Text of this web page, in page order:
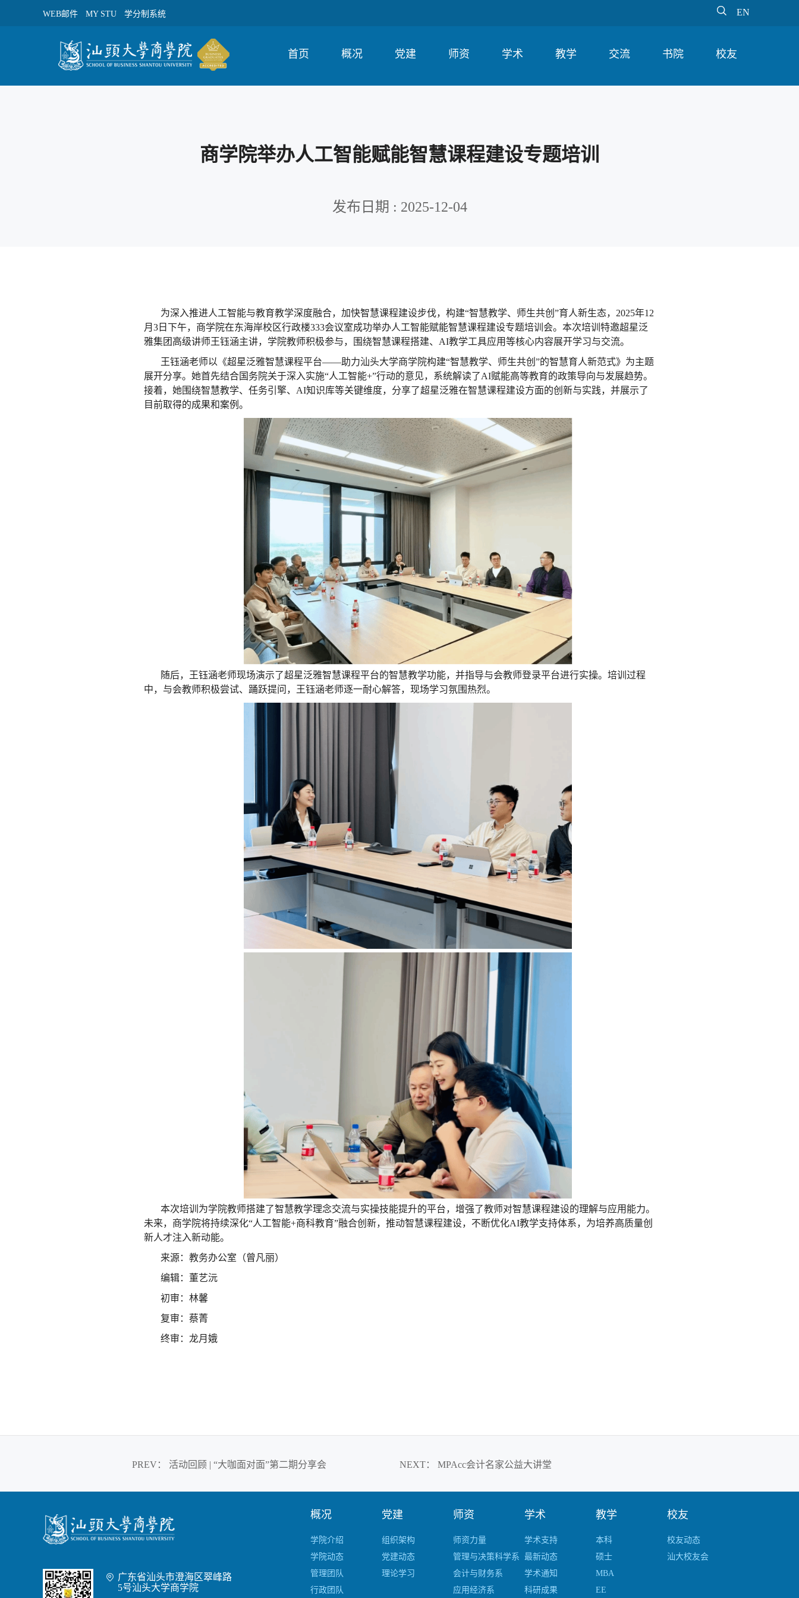
WEB邮件 MY STU 学分制系统  EN
首页 概况 党建 师资 学术 教学 交流 书院 校友
商学院举办人工智能赋能智慧课程建设专题培训
发布日期 : 2025-12-04
为深入推进人工智能与教育教学深度融合，加快智慧课程建设步伐，构建“智慧教学、师生共创”育人新生态，2025年12
月3日下午，商学院在东海岸校区行政楼333会议室成功举办人工智能赋能智慧课程建设专题培训会。本次培训特邀超星泛
雅集团高级讲师王钰涵主讲，学院教师积极参与，围绕智慧课程搭建、AI教学工具应用等核心内容展开学习与交流。
王钰涵老师以《超星泛雅智慧课程平台——助力汕头大学商学院构建“智慧教学、师生共创”的智慧育人新范式》为主题
展开分享。她首先结合国务院关于深入实施“人工智能+”行动的意见，系统解读了AI赋能高等教育的政策导向与发展趋势。
接着，她围绕智慧教学、任务引擎、AI知识库等关键维度，分享了超星泛雅在智慧课程建设方面的创新与实践，并展示了
目前取得的成果和案例。
随后，王钰涵老师现场演示了超星泛雅智慧课程平台的智慧教学功能，并指导与会教师登录平台进行实操。培训过程
中，与会教师积极尝试、踊跃提问，王钰涵老师逐一耐心解答，现场学习氛围热烈。
本次培训为学院教师搭建了智慧教学理念交流与实操技能提升的平台，增强了教师对智慧课程建设的理解与应用能力。
未来，商学院将持续深化“人工智能+商科教育”融合创新，推动智慧课程建设，不断优化AI教学支持体系，为培养高质量创
新人才注入新动能。
来源：教务办公室（曾凡丽）
编辑：董艺沅
初审：林馨
复审：蔡菁
终审：龙月娥
PREV： 活动回顾 | “大咖面对面”第二期分享会 NEXT： MPAcc会计名家公益大讲堂
 广东省汕头市澄海区翠峰路
5号汕头大学商学院
概况
学院介绍
学院动态
管理团队
行政团队
党建
组织架构
党建动态
理论学习
师资
师资力量
管理与决策科学系
会计与财务系
应用经济系
学术
学术支持
最新动态
学术通知
科研成果
教学
本科
硕士
MBA
EE
校友
校友动态
汕大校友会